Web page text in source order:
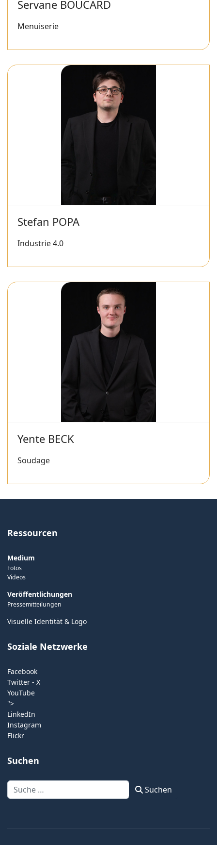
Servane BOUCARD
Menuiserie
Stefan POPA
Industrie 4.0
Yente BECK
Soudage
Ressourcen
Medium
Fotos
Videos
Veröffentlichungen
Pressemitteilungen
Visuelle Identität & Logo
Soziale Netzwerke
Facebook
Twitter - X
YouTube
">
LinkedIn
Instagram
Flickr
Suchen
Suchen Suchen